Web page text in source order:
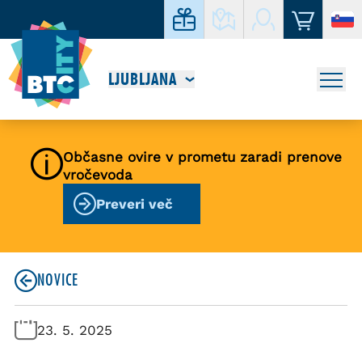
LJUBLJANA
Občasne ovire v prometu zaradi prenove
vročevoda
Preveri več
NOVICE
23. 5. 2025